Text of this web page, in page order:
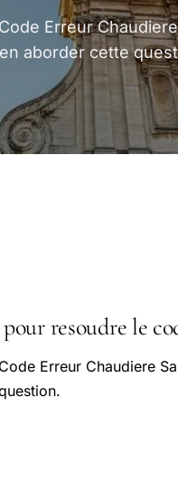
Erreur
aborder cette
resoudre le
Erreur Chaudiere